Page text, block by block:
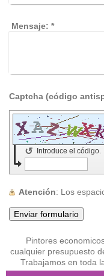
Mensaje: *
Introduce el código.
↺
Atención : Los
Pintores
cualquier presupuesto
Trabajamos en toda